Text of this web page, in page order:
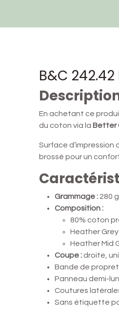
B&C 242.42
En achetant ce
du coton via la Better
Surface
brossé pour un confort
Grammage : 280
Composition :
80% coton
Heather
Heather Mid
Coupe : droite,
Bande de
Panneau demi-
Coutures
Sans étiquette